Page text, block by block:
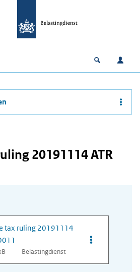
Open
20191114 ATR
tax ruling 20191114
Belastingdienst
Opties van